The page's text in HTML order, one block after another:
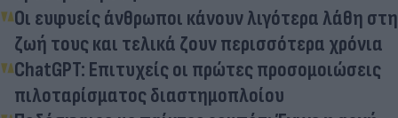
Οι ευφυείς άνθρωποι κάνουν λιγότερα λάθη στη
ζωή τους και τελικά ζουν περισσότερα χρόνια
ChatGPT: Επιτυχείς οι πρώτες προσομοιώσεις
πιλοταρίσματος διαστημοπλοίου